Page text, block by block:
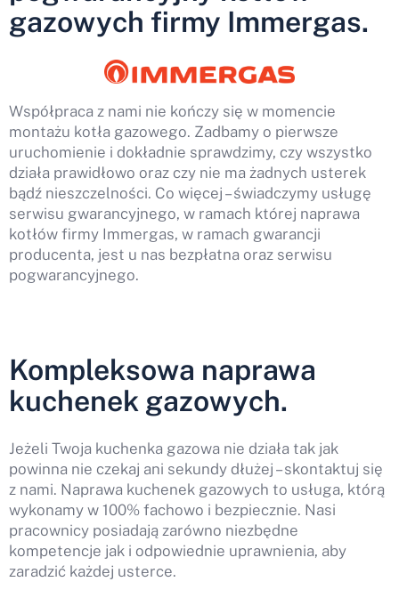
gazowych firmy Immergas.
Współpraca z nami nie kończy się w momencie
montażu kotła gazowego. Zadbamy o pierwsze
uruchomienie i dokładnie sprawdzimy, czy wszystko
działa prawidłowo oraz czy nie ma żadnych usterek
bądź nieszczelności. Co więcej – świadczymy usługę
serwisu gwarancyjnego, w ramach której naprawa
kotłów firmy Immergas, w ramach gwarancji
producenta, jest u nas bezpłatna oraz serwisu
pogwarancyjnego.
Kompleksowa naprawa
kuchenek gazowych.
Jeżeli Twoja kuchenka gazowa nie działa tak jak
powinna nie czekaj ani sekundy dłużej – skontaktuj się
z nami. Naprawa kuchenek gazowych to usługa, którą
wykonamy w 100% fachowo i bezpiecznie. Nasi
pracownicy posiadają zarówno niezbędne
kompetencje jak i odpowiednie uprawnienia, aby
zaradzić każdej usterce.